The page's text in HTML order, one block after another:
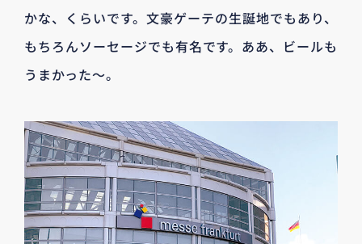
かな、くらいです。文豪ゲーテの生誕地でもあり、
もちろんソーセージでも有名です。ああ、ビールも
うまかった～。